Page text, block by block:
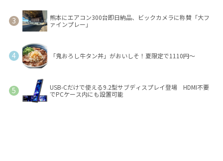
熊本にエアコン300台即日納品、ビックカメラに称賛「大フ
ァインプレー」
「鬼おろし牛タン丼」がおいしそ！夏限定で1110円～
USB-Cだけで使える9.2型サブディスプレイ登場 HDMI不要
でPCケース内にも設置可能